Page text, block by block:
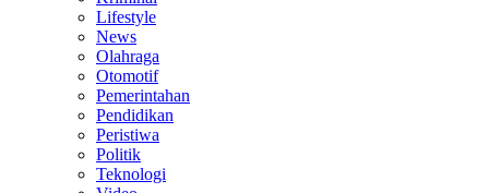
Lifestyle
News
Olahraga
Otomotif
Pemerintahan
Pendidikan
Peristiwa
Politik
Teknologi